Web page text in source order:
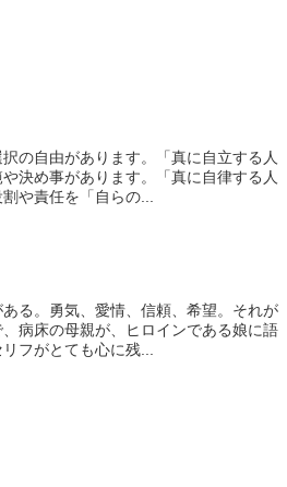
の自由があります。「真に自立する人
決め事があります。「真に自律する人
や責任を「自らの...
る。勇気、愛情、信頼、希望。それが
病床の母親が、ヒロインである娘に語
フがとても心に残...